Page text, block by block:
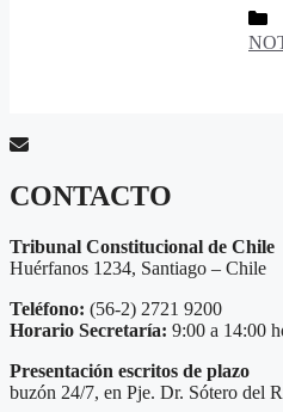
CONTACTO
Tribunal Constitucional de Chile
Huérfanos 1234, Santiago – Chile
Teléfono: (56-2) 2721 9200
Horario Secretaría: 9:00 a 14:00
Presentación escritos de plazo
buzón 24/7, en Pje. Dr. Sótero del